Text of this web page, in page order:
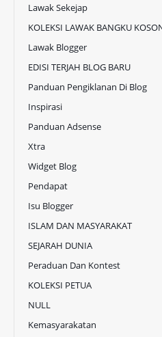
Lawak Sekejap
KOLEKSI LAWAK BANGKU
Lawak Blogger
EDISI TERJAH BLOG BARU
Panduan Pengiklanan Di Blog
Inspirasi
Panduan Adsense
Xtra
Widget Blog
Pendapat
Isu Blogger
ISLAM DAN MASYARAKAT
SEJARAH DUNIA
Peraduan Dan Kontest
KOLEKSI PETUA
NULL
Kemasyarakatan